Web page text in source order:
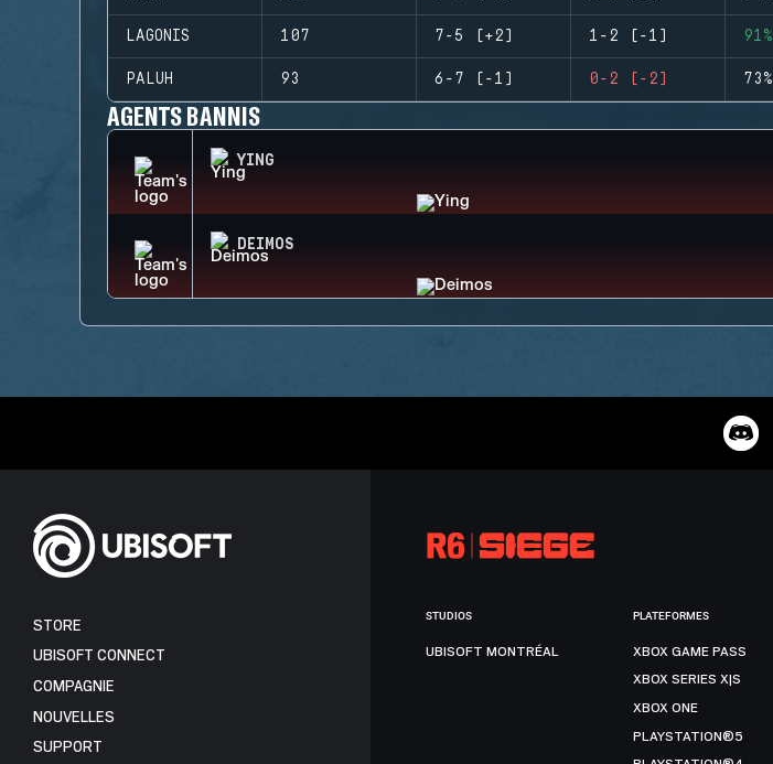
LAGONIS 107 7-5 (+2) 1-2 (-1) 91%
PALUH 93 6-7 (-1) 0-2 (-2) 73%
AGENTS BANNIS
YING
DEIMOS
STORE
UBISOFT CONNECT
COMPAGNIE
NOUVELLES
SUPPORT
STUDIOS
UBISOFT MONTRÉAL
PLATEFORMES
XBOX GAME PASS
XBOX SERIES X|S
XBOX ONE
PLAYSTATION®5